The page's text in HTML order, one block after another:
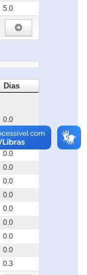
5.0
Dias
0.0
0.0
0.0
0.0
0.0
0.0
0.0
0.0
0.0
0.3